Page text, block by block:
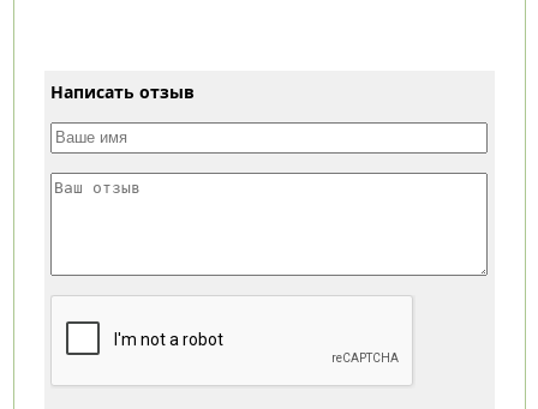
Написать отзыв